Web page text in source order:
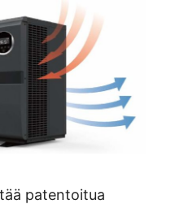
patentoitua